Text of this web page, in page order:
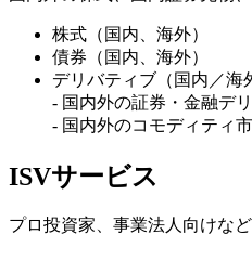
株式（国内、海外）
債券（国内、海外）
デリバティブ（国内／海
- 国内外の証券・金融デ
- 国内外のコモディティ
ISVサービス
プロ投資家、事業法人向けな